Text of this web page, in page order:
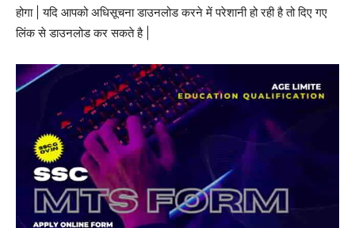
होगा | यदि आपको अधिसूचना डाउनलोड करने में परेशानी हो रही है तो दिए गए
लिंक से डाउनलोड कर सकते है |